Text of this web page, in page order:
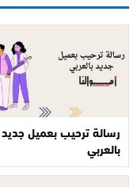
رسالة ترحيب بعميل جديد
بالعربي